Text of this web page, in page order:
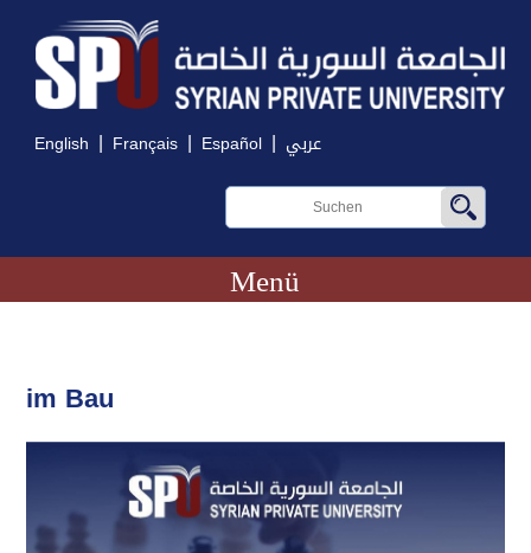
English | Français | Español | عربي
Menü
im Bau